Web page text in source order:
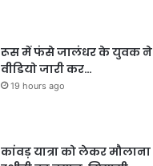
रूस में फंसे जालंधर के युवक ने
वीडियो जारी कर…
19 hours ago
कांवड़ यात्रा को लेकर मौलाना